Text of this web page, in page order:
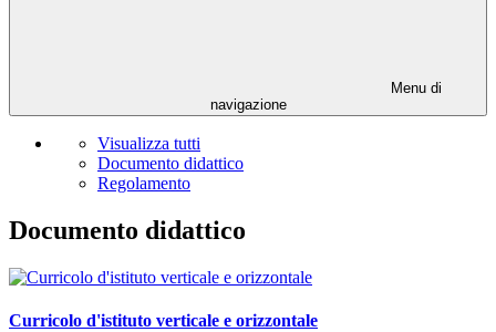
Menu di
navigazione
Visualizza tutti
Documento didattico
Regolamento
Documento didattico
Curricolo d'istituto verticale e orizzontale